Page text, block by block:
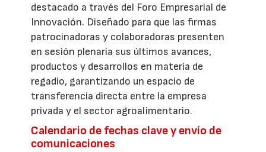
destacado a través del Foro Empresarial de
Innovación. Diseñado para que las firmas
patrocinadoras y colaboradoras presenten
en sesión plenaria sus últimos avances,
productos y desarrollos en materia de
regadío, garantizando un espacio de
transferencia directa entre la empresa
privada y el sector agroalimentario.
Calendario de fechas clave y envío de
comunicaciones